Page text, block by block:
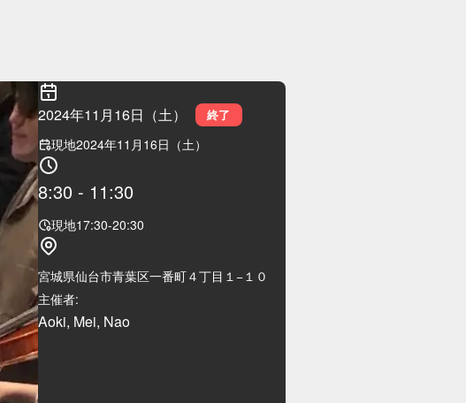
2024年11月16日（土） 終了
現地2024年11月16日（土）
8:30 - 11:30
現地17:30-20:30
宮城県仙台市青葉区一番町４丁目１−１０
主催者:
Aoki, Mei, Nao